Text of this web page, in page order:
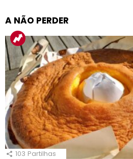
A NÃO PERDER
103 Partilhas